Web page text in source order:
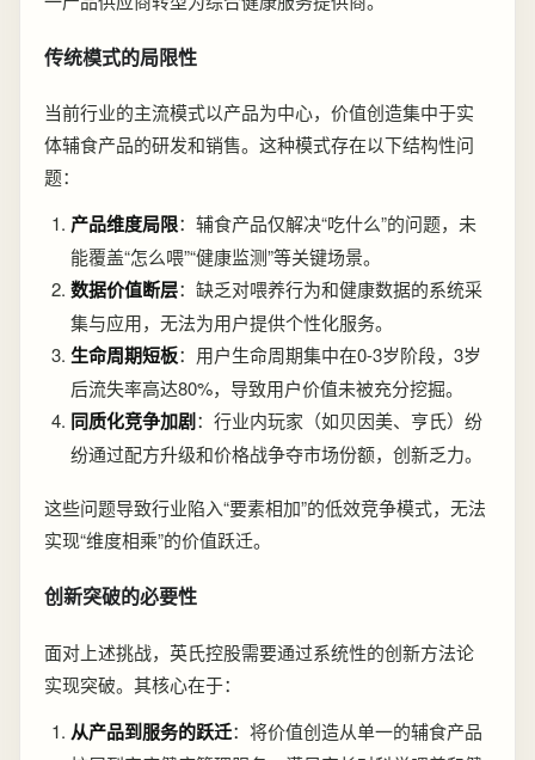
传统模式的局限性
当前行业的主流模式以产品为中心，价值创造集中于实
体辅食产品的研发和销售。这种模式存在以下结构性问
题：
产品维度局限：辅食产品仅解决“吃什么”的问题，未
能覆盖“怎么喂”“健康监测”等关键场景。
数据价值断层：缺乏对喂养行为和健康数据的系统采
集与应用，无法为用户提供个性化服务。
生命周期短板：用户生命周期集中在0-3岁阶段，3岁
后流失率高达80%，导致用户价值未被充分挖掘。
同质化竞争加剧：行业内玩家（如贝因美、亨氏）纷
纷通过配方升级和价格战争夺市场份额，创新乏力。
这些问题导致行业陷入“要素相加”的低效竞争模式，无法
实现“维度相乘”的价值跃迁。
创新突破的必要性
面对上述挑战，英氏控股需要通过系统性的创新方法论
实现突破。其核心在于：
从产品到服务的跃迁：将价值创造从单一的辅食产品